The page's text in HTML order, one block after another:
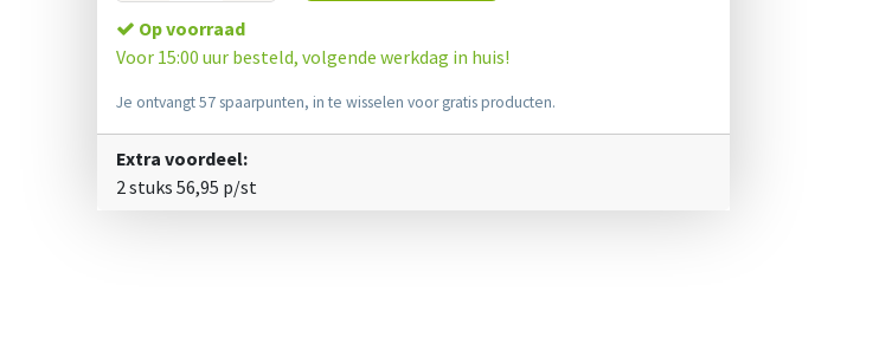
Op voorraad
Voor 15:00 uur besteld, volgende werkdag in huis!
Je ontvangt 57 spaarpunten, in te wisselen voor gratis producten.
Extra voordeel:
2 stuks 56,95 p/st